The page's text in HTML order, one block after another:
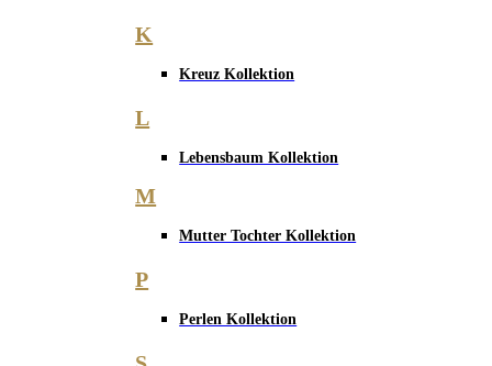
K
Kreuz Kollektion
L
Lebensbaum Kollektion
M
Mutter Tochter Kollektion
P
Perlen Kollektion